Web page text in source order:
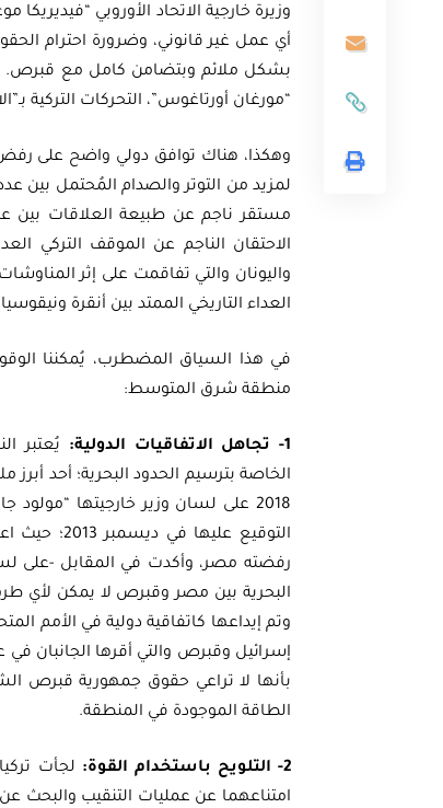
وزيرة خارجية الاتحاد الأوروبي
أي عمل غير قانوني، وضرورة احترام
بشكل ملائم وبتضامن كامل مع قبرص.
“مورغان أورتاغوس”، التحركات التركية
وهكذا، هناك توافق دولي واضح على رفض
لمزيد من التوتر والصدام المُحتمل
مستقر ناجم عن طبيعة العلاقات بين
واليونان والتي تفاقمت على إثر
العداء التاريخي الممتد بين أنقرة ونيقوسيا منذ عام 1974 والتي لا تزال
في هذا السياق المضطرب، يُمكننا
منطقة شرق المتوسط:
1- تجاهل الاتفاقيات الدولية:
يُعتبر
الخاصة بترسيم الحدود البحرية؛ أحد
2018 على لسان وزير خارجيتها
التوقيع
رفضته مصر، وأكدت في المقابل -على
البحرية بين مصر وقبرص لا يمكن لأي طرف
وتم إيداعها كاتفاقية دولية في الأمم
بأنها لا تراعي حقوق جمهورية قبرص
الطاقة الموجودة في المنطقة.
2- التلويح باستخدام القوة:
لجأت
امتناعهما عن عمليات التنقيب والبحث